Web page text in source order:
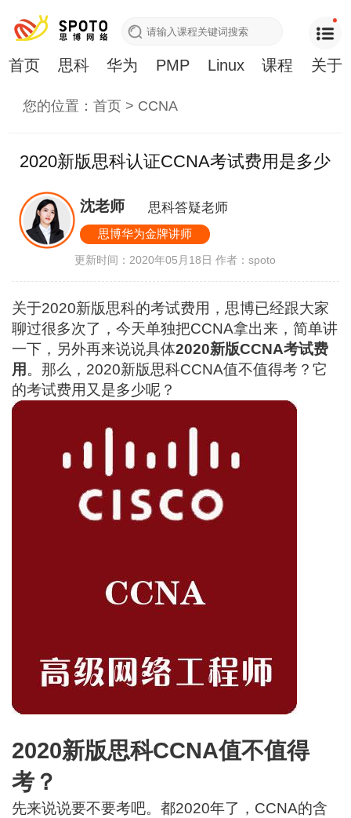
首页 思科 华为 PMP Linux 课程 关于
您的位置：首页 > CCNA
2020新版思科认证CCNA考试费用是多少
沈老师 思科答疑老师
思博华为金牌讲师
更新时间：2020年05月18日作者：spoto
关于2020新版思科的考试费用，思博已经跟大家
聊过很多次了，今天单独把CCNA拿出来，简单讲
一下，另外再来说说具体2020新版CCNA考试费
用 。那么，2020新版思科CCNA值不值得考？它
的考试费用又是多少呢？
2020新版思科CCNA值不值得
考？
先来说说要不要考吧。都2020年了，CCNA的含